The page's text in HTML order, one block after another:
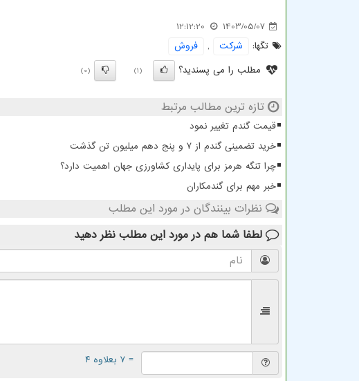
1403/05/07
12:12:20
تگها:
شركت ,
فروش
مطلب را می پسندید؟
(1)
(0)
تازه ترین مطالب مرتبط
قیمت گندم تغییر نمود
خرید تضمینی گندم از ۷ و پنج دهم میلیون تن گذشت
چرا تنگه هرمز برای پایداری کشاورزی جهان اهمیت دارد؟
خبر مهم برای گندمکاران
نظرات بینندگان در مورد این مطلب
لطفا شما هم در مورد این مطلب نظر دهید
= ۷ بعلاوه ۴